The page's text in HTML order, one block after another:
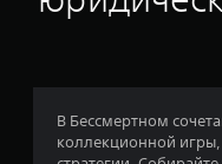
В Бессмертном
коллекционной